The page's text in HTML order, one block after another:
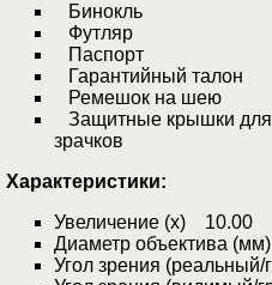
Бинокль
Футляр
Паспорт
Гарантийный талон
Ремешок на шею
Защитные крышки для
зрачков
Характеристики:
Увеличение (x) 10.00
Диаметр объектива
Угол зрения